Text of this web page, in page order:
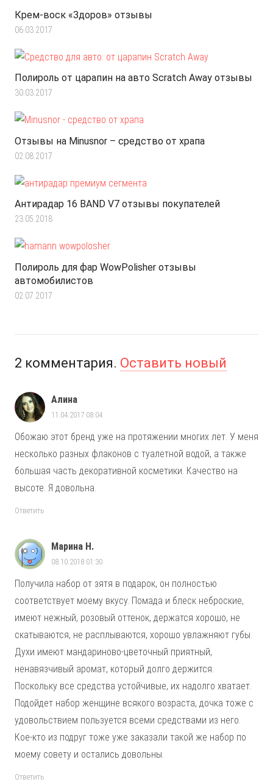
Крем-воск «Здоров» отзывы
06.03.2017
Полироль от царапин на авто Scratch Away отзывы
30.03.2017
Отзывы на Minusnor – средство от храпа
02.08.2017
Антирадар 16 BAND V7 отзывы покупателей
23.05.2018
Полироль для фар WowPolisher отзывы
автомобилистов
02.07.2017
2 комментария. Оставить новый
Алина
11.04.2017 08:04
Обожаю этот бренд уже на протяжении многих лет. У меня
несколько разных флаконов с туалетной водой, а также
большая часть декоративной косметики. Качество на
высоте. Я довольна.
Ответить
Марина Н.
08.10.2018 01:30
Получила набор от зятя в подарок, он полностью
соответствует моему вкусу. Помада и блеск неброские,
имеют нежный, розовый оттенок, держатся хорошо, не
скатываются, не расплываются, хорошо увлажняют губы.
Духи имеют мандариново-цветочный приятный,
ненавязчивый аромат, который долго держится.
Поскольку все средства устойчивые, их надолго хватает.
Подойдет набор женщине всякого возраста, дочка тоже с
удовольствием пользуется всеми средствами из него.
Кое-кто из подруг тоже уже заказали такой же набор по
моему совету и остались довольны.
Ответить